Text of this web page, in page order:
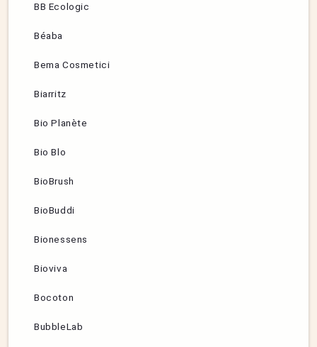
BB Ecologic
Béaba
Bema Cosmetici
Biarritz
Bio Planète
Bio Blo
BioBrush
BioBuddi
Bionessens
Bioviva
Bocoton
BubbleLab